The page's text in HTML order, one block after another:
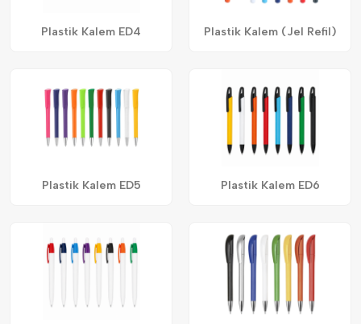
Plastik Kalem ED4 Plastik Kalem (Jel Refil)
Plastik Kalem ED5 Plastik Kalem ED6